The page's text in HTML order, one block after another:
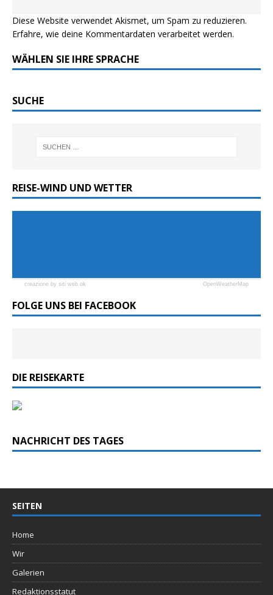
Diese Website verwendet Akismet, um Spam zu reduzieren.
Erfahre, wie deine Kommentardaten verarbeitet werden.
WÄHLEN SIE IHRE SPRACHE
SUCHE
REISE-WIND UND WETTER
creazione by siti web ok OpenWeatherMap
FOLGE UNS BEI FACEBOOK
DIE REISEKARTE
NACHRICHT DES TAGES
SEITEN
Home
Wir
Galerien
Redaktionsstatut